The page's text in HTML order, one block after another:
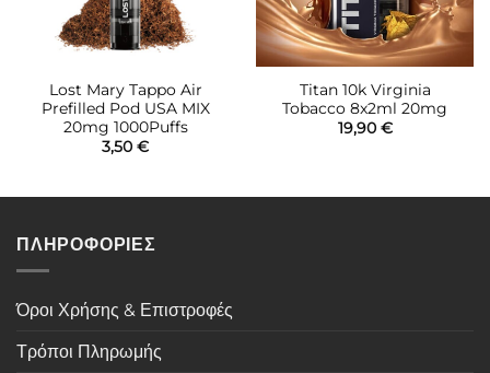
Lost Mary Tappo Air
Prefilled Pod USA MIX
20mg 1000Puffs
3,50 €
Titan 10k Virginia
Tobacco 8x2ml 20mg
19,90 €
ΠΛΗΡΟΦΟΡΙΕΣ
Όροι Χρήσης & Επιστροφές
Τρόποι Πληρωμής